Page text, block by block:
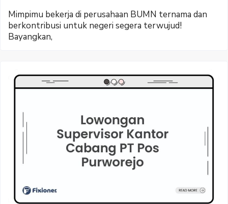
Mimpimu bekerja di perusahaan BUMN ternama dan
berkontribusi untuk negeri segera terwujud!
Bayangkan,